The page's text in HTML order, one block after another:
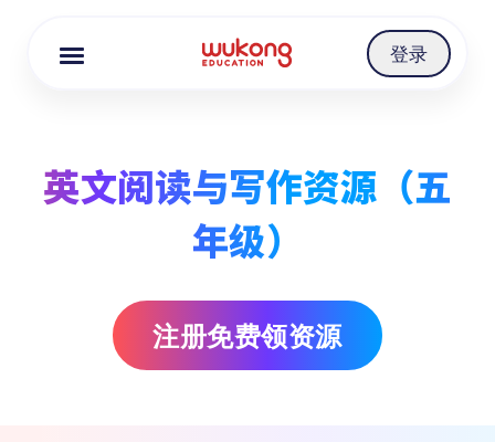
登录
英文阅读与写作资源（五
年级）
注册免费领资源